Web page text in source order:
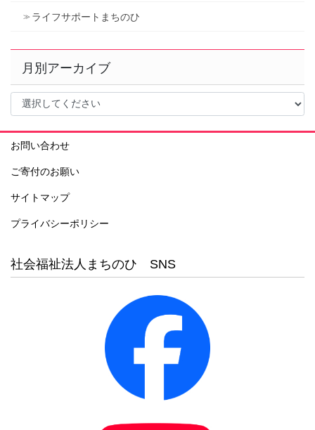
ライフサポートまちのひ
月別アーカイブ
お問い合わせ
ご寄付のお願い
サイトマップ
プライバシーポリシー
社会福祉法人まちのひ SNS